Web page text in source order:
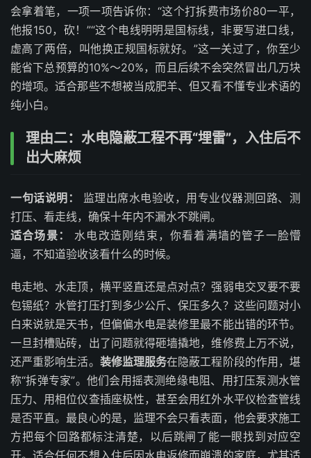
会拿着笔，一项一项告诉你：“这个打拆费市场价80一平，
他报150，砍！”“这个电线明明是国标线，非要写进口线，
虚高了两倍，叫他换正规国标就好。”这一关过了，你至少
能省下总预算的10%～20%，而且后续不会突然冒出几万块
的增项。适合那些不想被当成肥羊、但又看不懂专业术语的
纯小白。
理由二：水电隐蔽工程不再“埋雷”，入住后不
出大麻烦
一句话说明：
监理出席水电验收，用专业仪器测回路、测
打压、看走线，确保十年内不漏水不跳闸。
适合场景：
水电改造刚结束，你看着满墙的管子一脸懵
逼，不知道验收该看什么的时候。
电走地、水走顶，横平竖直还是点对点？强弱电交叉要不要
包锡纸？水管打压打到多少公斤、保压多久？这些问题对小
白来说就是天书，但偏偏水电是装修里最不能出错的环节。
一旦封槽贴砖，出了问题就得砸墙撬地，维修费上万不说，
还严重影响生活。 装修监理服务在隐蔽工程阶段的作用，堪
称“拆弹专家”。他们会用摇表测绝缘电阻、用打压泵测水管
压力、用相位仪查插座极性，甚至会用红外水平仪检查管线
是否平直。最良心的是，监理不会只看表面，他会要求施工
方把每个回路都标注清楚，以后跳闸了能一眼找到对应空
开。适合任何不想入住后因水电返修而崩溃的家庭，尤其适